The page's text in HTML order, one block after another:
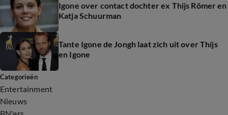
Igone over contact dochter ex Thijs Römer en
Katja Schuurman
Tante Igone de Jongh laat zich uit over Thijs
en Igone
Categorieën
Entertainment
Nieuws